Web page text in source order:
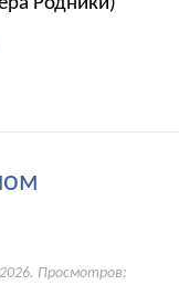
Родники)
. Просмотров: